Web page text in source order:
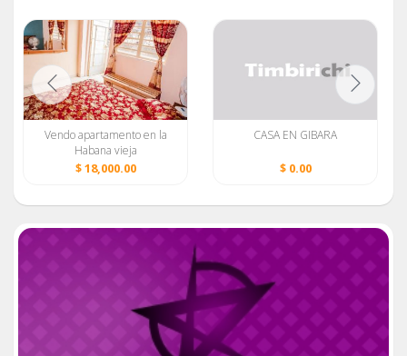
Vendo apartamento en la
Habana vieja
$ 18,000.00
CASA EN GIBARA
$ 0.00